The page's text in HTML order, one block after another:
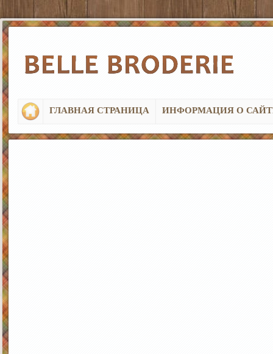
ГЛАВНАЯ СТРАНИЦА ИНФОРМАЦИЯ О